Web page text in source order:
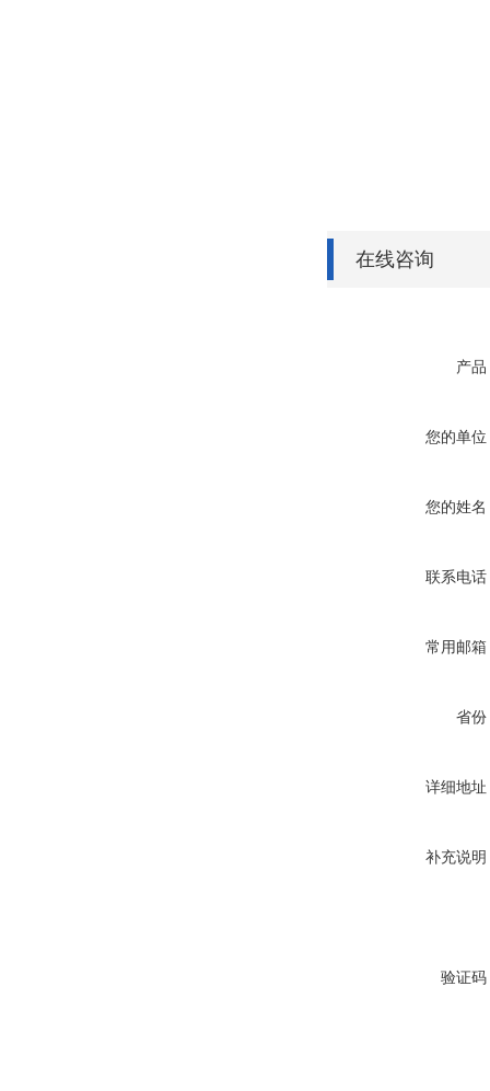
在线咨询
产品
您的单位
您的姓名
联系电话
常用邮箱
省份
详细地址
补充说明
验证码